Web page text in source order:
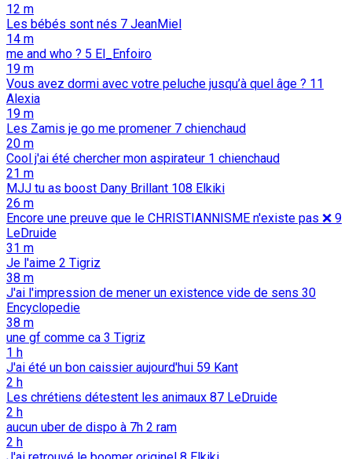
12 m
Les bébés sont nés 7 JeanMiel
14 m
me and who ? 5 El_Enfoiro
19 m
Vous avez dormi avec votre peluche jusqu’à quel âge ? 11
Alexia
19 m
Les Zamis je go me promener 7 chienchaud
20 m
Cool j'ai été chercher mon aspirateur 1 chienchaud
21 m
MJJ tu as boost Dany Brillant 108 Elkiki
26 m
Encore une preuve que le CHRISTIANNISME n'existe pas ❌️ 9
LeDruide
31 m
Je l'aime 2 Tigriz
38 m
J'ai l'impression de mener un existence vide de sens 30
Encyclopedie
38 m
une gf comme ca 3 Tigriz
1 h
J'ai été un bon caissier aujourd'hui 59 Kant
2 h
Les chrétiens détestent les animaux 87 LeDruide
2 h
aucun uber de dispo à 7h 2 ram
2 h